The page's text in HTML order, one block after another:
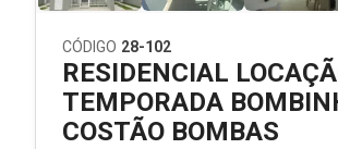
CÓDIGO 28-102
RESIDENCIAL
TEMPORADA
COSTÃO BOMBAS